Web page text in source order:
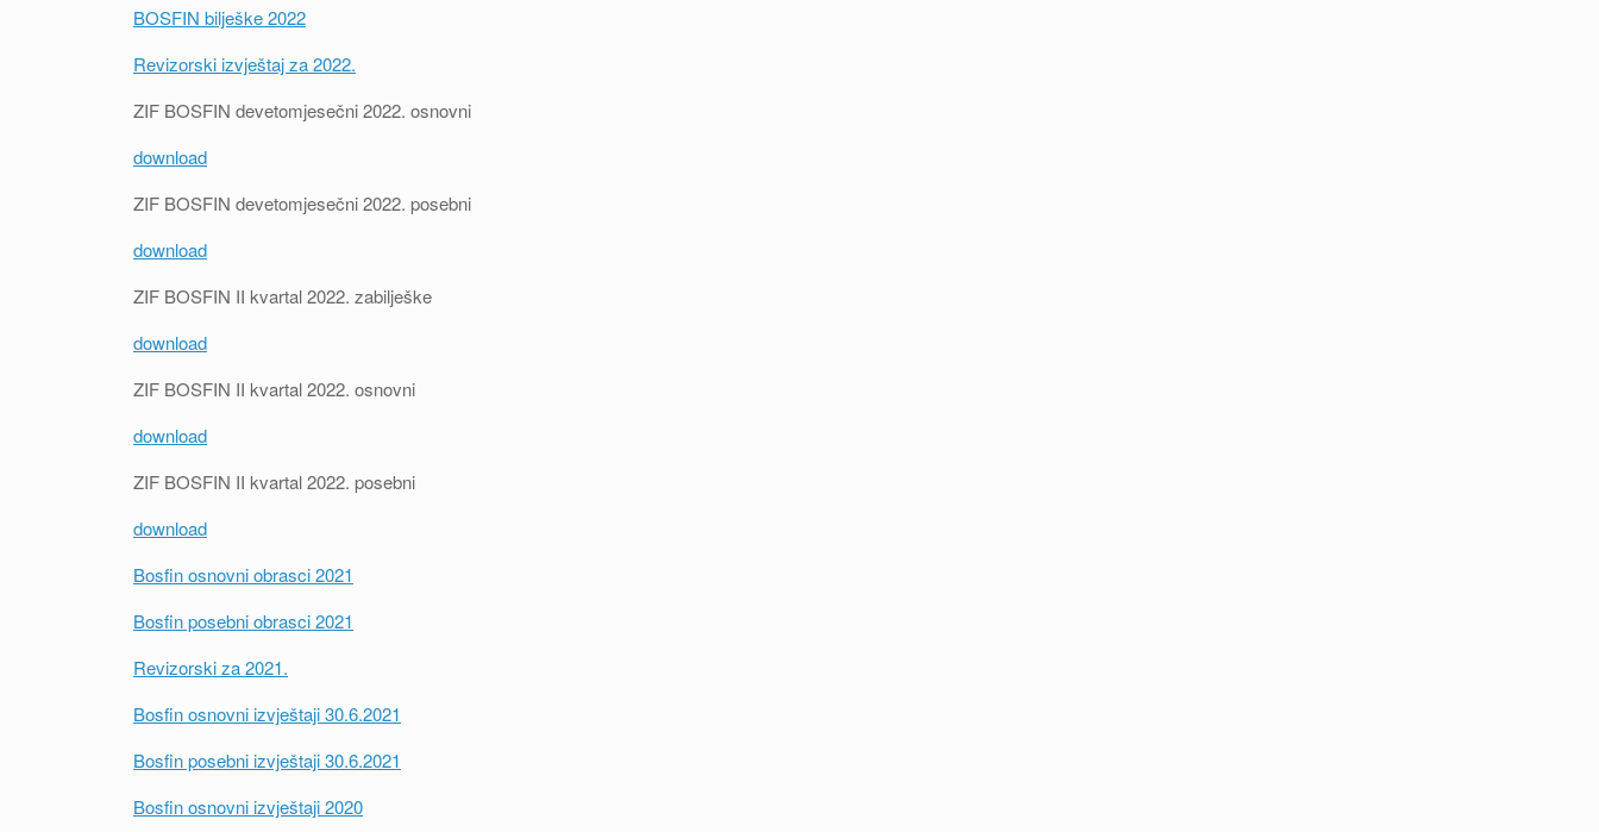
BOSFIN bilješke 2022
Revizorski izvještaj za 2022.
ZIF BOSFIN devetomjesečni 2022. osnovni
download
ZIF BOSFIN devetomjesečni 2022. posebni
download
ZIF BOSFIN II kvartal 2022. zabilješke
download
ZIF BOSFIN II kvartal 2022. osnovni
download
ZIF BOSFIN II kvartal 2022. posebni
download
Bosfin osnovni obrasci 2021
Bosfin posebni obrasci 2021
Revizorski za 2021.
Bosfin osnovni izvještaji 30.6.2021
Bosfin posebni izvještaji 30.6.2021
Bosfin osnovni izvještaji 2020